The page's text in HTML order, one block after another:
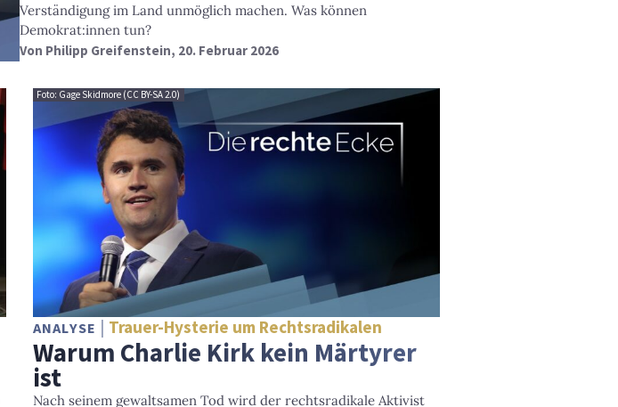
Verständigung im Land unmöglich machen. Was können
Demokrat:innen tun?
Von Philipp Greifenstein, 20. Februar 2026
Foto: Gage Skidmore (CC BY-SA 2.0)
ANALYSE Trauer-Hysterie um Rechtsradikalen
Warum Charlie Kirk kein Märtyrer
ist
Nach seinem gewaltsamen Tod wird der rechtsradikale Aktivist